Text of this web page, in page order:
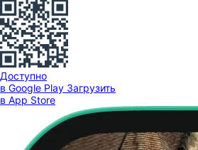
Доступно
в Google Play Загрузить
в App Store